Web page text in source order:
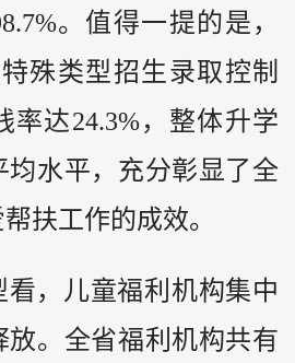
。值得一提的是，
殊类型招生录取控制
率达24.3%，整体升学
均水平，充分彰显了全
扶工作的成效。
看，儿童福利机构集中
放。全省福利机构共有